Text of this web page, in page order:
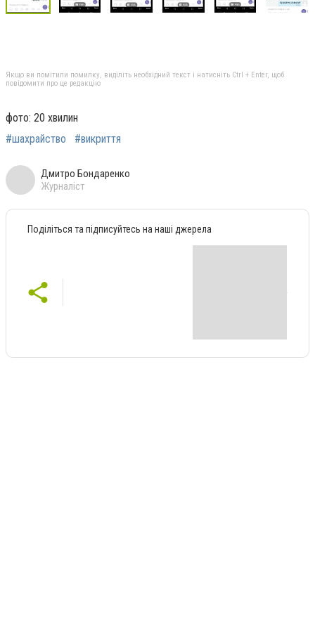
Якщо ви помітили помилку, виділіть необхідний текст і натисніть Ctrl + Enter, щоб
повідомити про це редакцію
фото: 20 хвилин
#шахрайство
#викриття
Дмитро Бондаренко
Журналіст
Поділіться та підписуйтесь на наші джерела